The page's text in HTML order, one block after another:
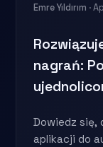
Emre Yıldırım ·
nagrań:
Dowiedz się,
aplikacji do